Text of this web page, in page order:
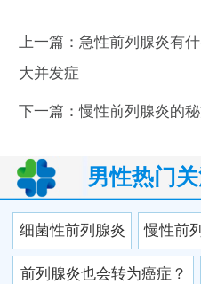
上一篇： 急性前列腺炎有
大并发症
下一篇：慢性前列腺炎的
男性热门
细菌性前列腺炎
的治疗方法到底
慢性前
疗要留
前列腺炎也会转为癌症？